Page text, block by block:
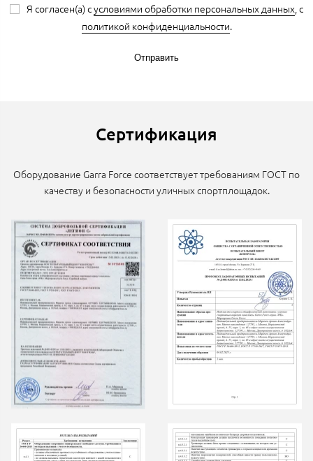
Я согласен(а) сусловиями обработки персональных данных , с
политикой конфиденциальности.
Отправить
Сертификация
Оборудование Garra Force соответствует требованиям ГОСТ по
качеству и безопасности уличных спортплощадок.